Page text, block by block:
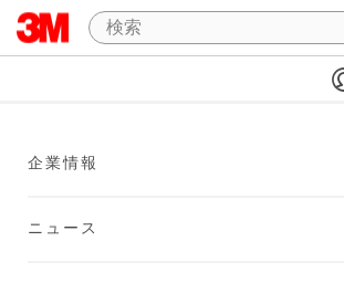
企業情報
ニュース